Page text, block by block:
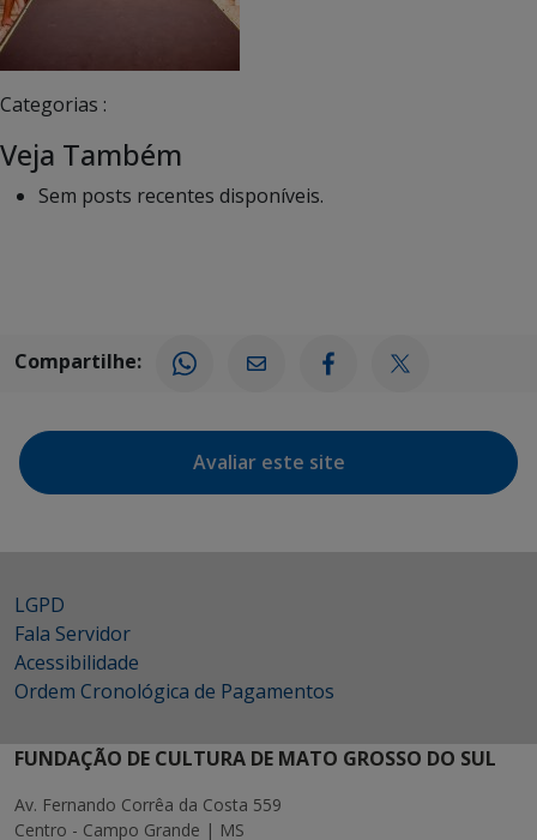
Categorias :
Veja Também
Sem posts recentes disponíveis.
Compartilhe:
Avaliar este site
LGPD
Fala Servidor
Acessibilidade
Ordem Cronológica de Pagamentos
FUNDAÇÃO DE CULTURA DE MATO GROSSO DO SUL
Av. Fernando Corrêa da Costa 559
Centro - Campo Grande | MS